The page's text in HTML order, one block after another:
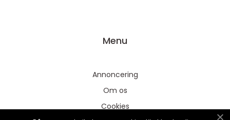
Menu
Annoncering
Om os
Cookies